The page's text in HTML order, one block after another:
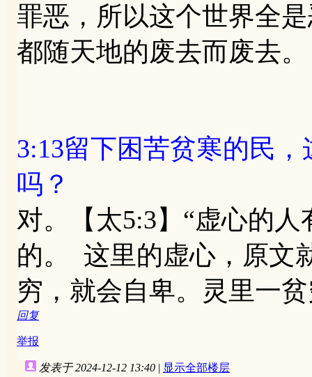
罪恶，所以这个世界全
都随天地的废去而废去。
3:13留下困苦贫寒的民
吗？
对。【太5:3】“虚心的
的。 这里的虚心，原文
穷，就会自卑。灵里一
回复
举报
发表于 2024-12-12 13:40 | 显示全部楼层